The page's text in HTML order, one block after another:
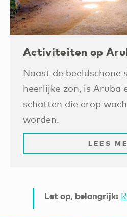
Activiteiten op
Naast de beeldschone
heerlijke zon, is Aruba
schatten die erop
worden.
LEES
Let op, belangrijk: